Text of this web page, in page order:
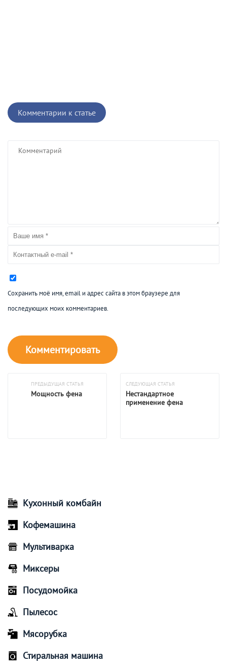
Комментарии к статье
Сохранить моё имя, email и адрес сайта в этом браузере для
последующих моих комментариев.
ПРЕДЫДУЩАЯ СТАТЬЯ
Мощность фена
СЛЕДУЮЩАЯ СТАТЬЯ
Нестандартное
применение фена
Кухонный комбайн
Кофемашина
Мультиварка
Миксеры
Посудомойка
Пылесос
Мясорубка
Стиральная машина